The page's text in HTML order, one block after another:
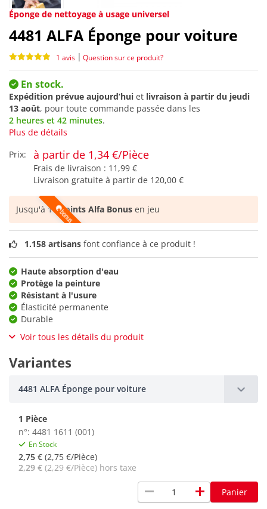
Éponge de nettoyage à usage universel
4481 ALFA Éponge pour voiture
1 avis | Question sur ce produit?
En stock.
Expédition prévue aujourd’hui et livraison à partir du jeudi
13 août, pour toute commande passée dans les
2 heures et 42 minutes.
Plus de détails
Prix:
à partir de 1,34 €/Pièce
Frais de livraison : 11,99 €
Livraison gratuite à partir de 120,00 €
Jusqu'à11 points Alfa Bonus en jeu
1.158 artisans font confiance à ce produit !
Haute absorption d'eau
Protège la peinture
Résistant à l'usure
Élasticité permanente
Durable
Voir tous les détails du produit
Variantes
4481 ALFA Éponge pour voiture
1 Pièce
n°: 4481 1611 (001)
En Stock
2,75 € (2,75 €/Pièce)
2,29 € (2,29 €/Pièce) hors taxe
remove add Panier